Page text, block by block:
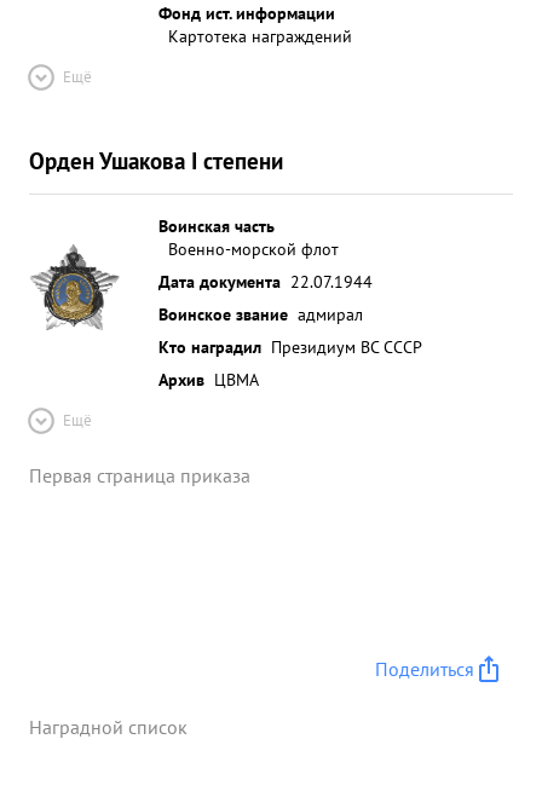
Фонд ист. информации
Картотека награждений
Ещё
Орден Ушакова I степени
Воинская часть
Военно-морской флот
Дата документа 22.07.1944
Воинское звание адмирал
Кто наградил Президиум ВС СССР
Архив ЦВМА
Ещё
Первая страница приказа
Поделиться
Наградной список